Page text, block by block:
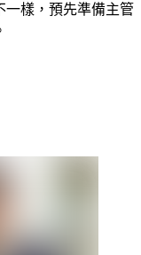
一樣，預先準備主管